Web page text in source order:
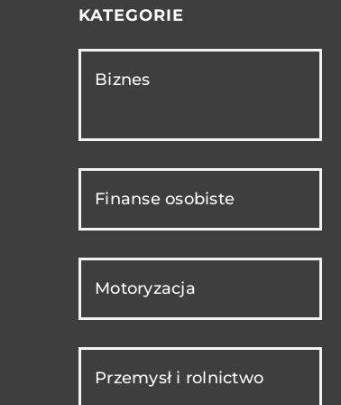
KATEGORIE
Biznes
Finanse osobiste
Motoryzacja
Przemysł i rolnictwo